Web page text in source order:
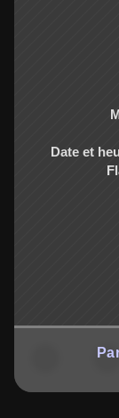
Date et